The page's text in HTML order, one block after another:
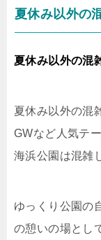
夏休み以外の
夏休み以外の混
夏休み以外の混
GWなど人気テ
海浜公園は混雑
ゆっくり公園の
の憩いの場とし